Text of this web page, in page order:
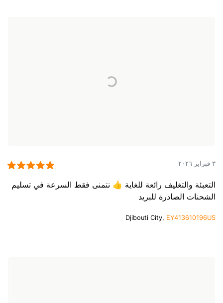
٣ فبراير ٢٠٢٦
التعبئة والتغليف رائعة للغاية 👍 نتمنى فقط السرعة في تسليم
الشحنات الصادرة للبريد
Djibouti City, EY413610196US